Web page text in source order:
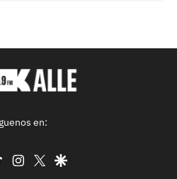
en:
tiktok instagram
twittergoogle